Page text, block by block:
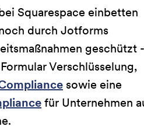
Squarespace einbetten
durch Jotforms
geschützt -
Verschlüsselung,
sowie eine
für Unternehmen